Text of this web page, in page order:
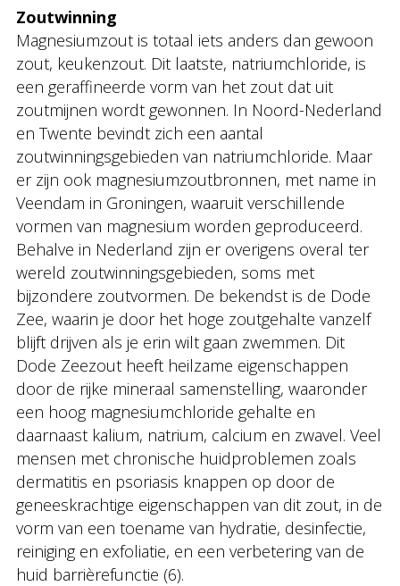
Zoutwinning
Magnesiumzout is totaal iets anders dan gewoon
zout, keukenzout. Dit laatste, natriumchloride, is
een geraffineerde vorm van het zout dat uit
zoutmijnen wordt gewonnen. In Noord-Nederland
en Twente bevindt zich een aantal
zoutwinningsgebieden van natriumchloride. Maar
er zijn ook magnesiumzoutbronnen, met name in
Veendam in Groningen, waaruit verschillende
vormen van magnesium worden geproduceerd.
Behalve in Nederland zijn er overigens overal ter
wereld zoutwinningsgebieden, soms met
bijzondere zoutvormen. De bekendst is de Dode
Zee, waarin je door het hoge zoutgehalte vanzelf
blijft drijven als je erin wilt gaan zwemmen. Dit
Dode Zeezout heeft heilzame eigenschappen
door de rijke mineraal samenstelling, waaronder
een hoog magnesiumchloride gehalte en
daarnaast kalium, natrium, calcium en zwavel. Veel
mensen met chronische huidproblemen zoals
dermatitis en psoriasis knappen op door de
geneeskrachtige eigenschappen van dit zout, in de
vorm van een toename van hydratie, desinfectie,
reiniging en exfoliatie, en een verbetering van de
huid barrièrefunctie (6).